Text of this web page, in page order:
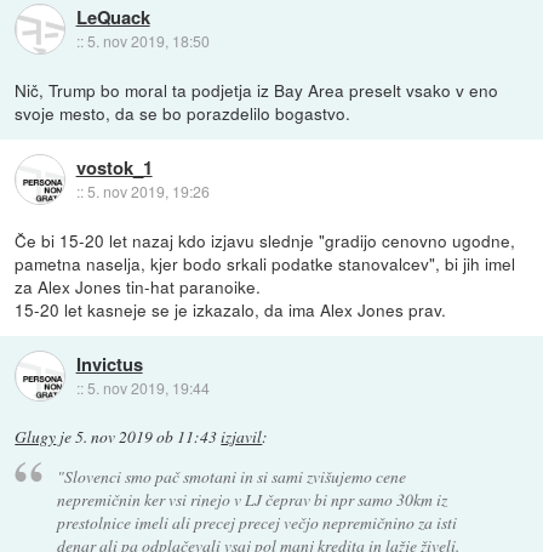
LeQuack
:: 5. nov 2019, 18:50
Nič, Trump bo moral ta podjetja iz Bay Area preselt vsako v eno
svoje mesto, da se bo porazdelilo bogastvo.
vostok_1
::5. nov 2019, 19:26
Če bi 15-20 let nazaj kdo izjavu slednje "gradijo cenovno ugodne,
pametna naselja, kjer bodo srkali podatke stanovalcev", bi jih imel
za Alex Jones tin-hat paranoike.
15-20 let kasneje se je izkazalo, da ima Alex Jones prav.
Invictus
:: 5. nov 2019, 19:44
Glugy je5. nov 2019 ob 11:43izjavil:
"Slovenci smo pač smotani in si sami zvišujemo cene
nepremičnin ker vsi rinejo v LJ čeprav bi npr samo 30km iz
prestolnice imeli ali precej precej večjo nepremičnino za isti
denar ali pa odplačevali vsaj pol manj kredita in lažje živeli.